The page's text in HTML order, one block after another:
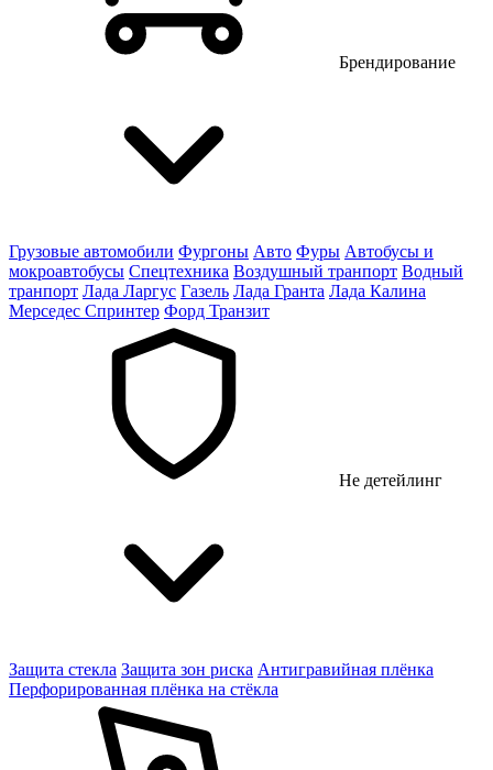
Брендирование
Грузовые автомобили Фургоны Авто Фуры Автобусы и
мокроавтобусы Спецтехника Воздушный транпорт Водный
транпорт Лада Ларгус Газель Лада Гранта Лада Калина
Мерседес Спринтер Форд Транзит
Не детейлинг
Защита стекла Защита зон риска Антигравийная плёнка
Перфорированная плёнка на стёкла